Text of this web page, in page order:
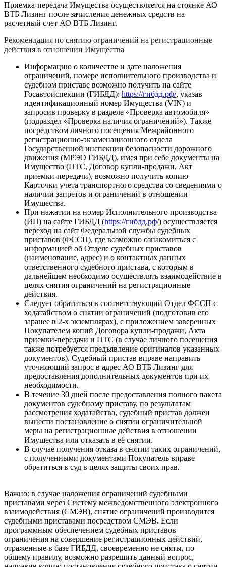
Приемка-передача Имущества осуществляется на стоянке АО
ВТБ Лизинг после зачисления денежных средств на
расчетный счет АО ВТБ Лизинг.
Рекомендация по снятию ограничений на регистрационные
действия в отношении Имущества
Информацию о количестве и дате наложения
ограничений, номере исполнительного производства и
судебном приставе возможно получить на сайте
Госавтоиспекции (ГИБДД): https://гибдд.рф/, указав
идентификационный номер Имущества (VIN) и
запросив проверку в разделе «Проверка автомобиля»
(подраздел «Проверка наличия ограничений»). Также
посредством личного посещения Межрайонного
регистрационно-экзаменационного отдела
Государственной инспекции безопасности дорожного
движения (МРЭО ГИБДД), имея при себе документы на
Имущество (ПТС, Договор купли-продажи, Акт
приемки-передачи), возможно получить копию
Карточки учета транспортного средства со сведениями о
наличии запретов и ограничений в отношении
Имущества.
При нажатии на номер Исполнительного производства
(ИП) на сайте ГИБДД (https://гибдд.рф/) осуществляется
переход на сайт Федеральной службы судебных
приставов (ФССП), где возможно ознакомиться с
информацией об Отделе судебных приставов
(наименование, адрес) и о контактных данных
ответственного судебного пристава, с которым в
дальнейшем необходимо осуществлять взаимодействие в
целях снятия ограничений на регистрационные
действия.
Следует обратиться в соответствующий Отдел ФССП с
ходатайством о снятии ограничений (подготовив его
заранее в 2-х экземплярах), с приложением заверенных
Покупателем копий Договора купли-продажи, Акта
приемки-передачи и ПТС (в случае личного посещения
также потребуется предъявление оригиналов указанных
документов). Судебный пристав вправе направить
уточняющий запрос в адрес АО ВТБ Лизинг для
предоставления дополнительных документов при их
необходимости.
В течение 30 дней после предоставления полного пакета
документов судебному приставу, по результатам
рассмотрения ходатайства, судебный пристав должен
вынести постановление о снятии ограничительной
меры на регистрационные действия в отношении
Имущества или отказать в её снятии.
В случае получения отказа в снятии таких ограничений,
с полученными документами Покупатель вправе
обратиться в суд в целях защиты своих прав.
Важно: в случае наложения ограничений судебными
приставами через Систему межведомственного электронного
взаимодействия (СМЭВ), снятие ограничений производится
судебными приставами посредством СМЭВ. Если
программным обеспечением судебных приставов
ограничения на совершение регистрационных действий,
отраженные в базе ГИБДД, своевременно не сняты, по
общему правилу, возможно разрешить данный вопрос,